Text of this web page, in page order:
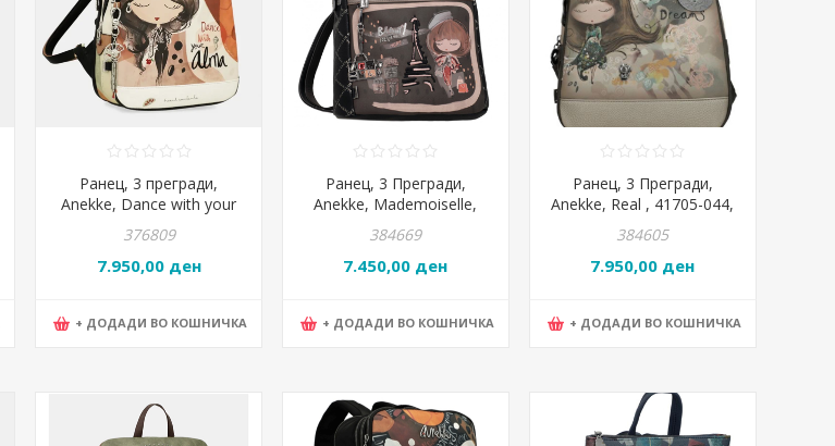
Ранец, 3 прегради,
Anekke, Dance with your
Alma, 40705-044,
24*30*12цм
376809
7.950,00 ден
+ ДОДАДИ ВО КОШНИЧКА
Ранец, 3 Прегради,
Anekke, Mademoiselle,
41805-073, 29*32*13цм
384669
7.450,00 ден
+ ДОДАДИ ВО КОШНИЧКА
Ранец, 3 Прегради,
Anekke, Real , 41705-044,
24*30*12цм
384605
7.950,00 ден
+ ДОДАДИ ВО КОШНИЧКА